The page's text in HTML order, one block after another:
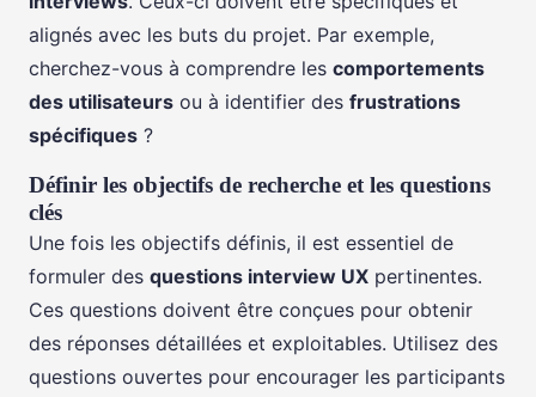
alignés avec les buts du projet. Par exemple,
cherchez-vous à comprendre les comportements
des utilisateurs ou à identifier des frustrations
spécifiques ?
Définir les objectifs de recherche et les questions
clés
Une fois les objectifs définis, il est essentiel de
formuler des questions interview UX pertinentes.
Ces questions doivent être conçues pour obtenir
des réponses détaillées et exploitables. Utilisez des
questions ouvertes pour encourager les participants